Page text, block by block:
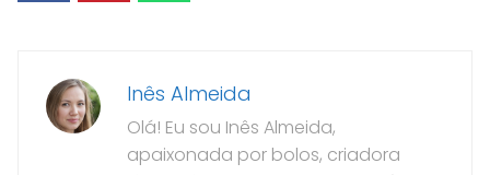
Inês Almeida
Olá! Eu sou Inês Almeida,
apaixonada por bolos, criadora